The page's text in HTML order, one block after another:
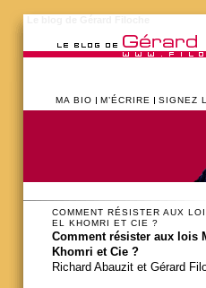
MA BIO M’ÉCRIRE SIGNEZ
COMMENT RÉSISTER AUX
EL KHOMRI ET CIE ?
Comment résister aux lois
Khomri et Cie ?
Richard Abauzit et Gérard